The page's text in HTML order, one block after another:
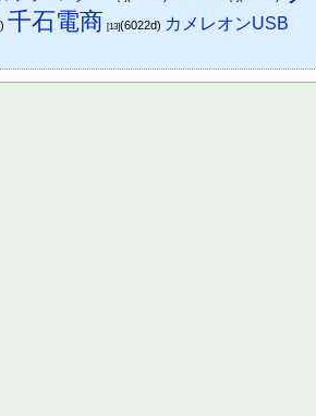
千石電商 [13](6022d) カメレオンUSB